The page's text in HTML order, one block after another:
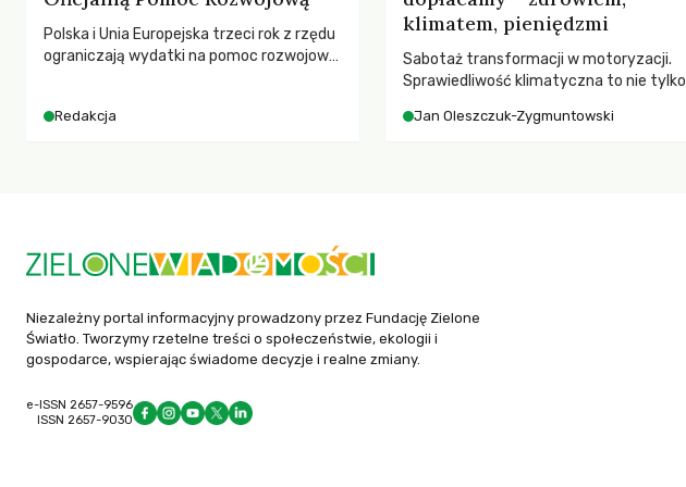
Polska i Unia Europejska trzeci rok z rzędu
ograniczają wydatki na pomoc rozwojową
dla krajów najbardziej potrzebujących, a
Redakcja
klimatem, pieniędzmi
Sabotaż transformacji w motoryzacji.
Sprawiedliwość klimatyczna to nie tylko
ponosi konsekwencje globalnego
Jan Oleszczuk-Zygmuntowski
Niezależny portal informacyjny prowadzony przez Fundację Zielone
Światło. Tworzymy rzetelne treści o społeczeństwie, ekologii i
gospodarce, wspierając świadome decyzje i realne zmiany.
e-ISSN 2657-9596
ISSN 2657-9030